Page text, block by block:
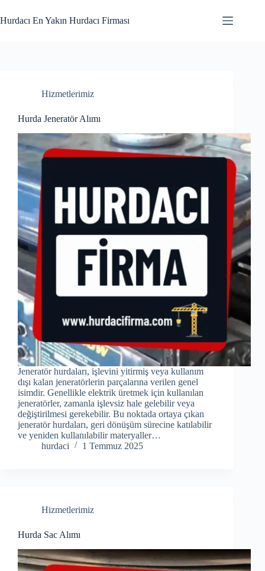
to
content
Hurdacı En Yakın Hurdacı Firması
Hizmetlerimiz
Hurda Jeneratör Alımı
Jeneratör hurdaları, işlevini yitirmiş veya kullanım
dışı kalan jeneratörlerin parçalarına verilen genel
isimdir. Genellikle elektrik üretmek için kullanılan
jeneratörler, zamanla işlevsiz hale gelebilir veya
değiştirilmesi gerekebilir. Bu noktada ortaya çıkan
jeneratör hurdaları, geri dönüşüm sürecine katılabilir
ve yeniden kullanılabilir materyaller…
hurdaci
1 Temmuz 2025
Hizmetlerimiz
Hurda Sac Alımı